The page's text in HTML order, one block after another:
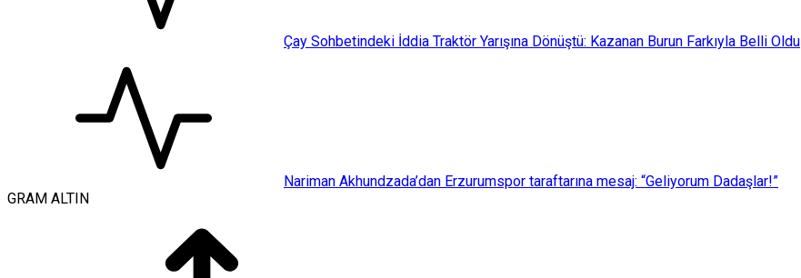
Çay Sohbetindeki İddia Traktör Yarışına Dönüştü: Kazanan Burun Farkıyla Belli Oldu
Nariman Akhundzada’dan Erzurumspor taraftarına mesaj: “Geliyorum Dadaşlar!”
GRAM ALTIN